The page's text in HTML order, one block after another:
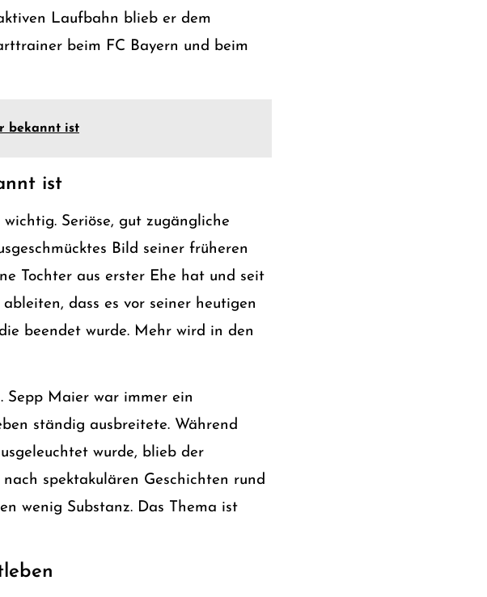
Laufbahn blieb er dem
beim FC Bayern und beim
bekannt ist
ist
Seriöse, gut zugängliche
Bild seiner früheren
Tochter aus erster Ehe hat und seit
dass es vor seiner heutigen
beendet wurde. Mehr wird in den
Sepp Maier war immer ein
ständig ausbreitete. Während
wurde, blieb der
spektakulären Geschichten rund
wenig Substanz. Das Thema ist